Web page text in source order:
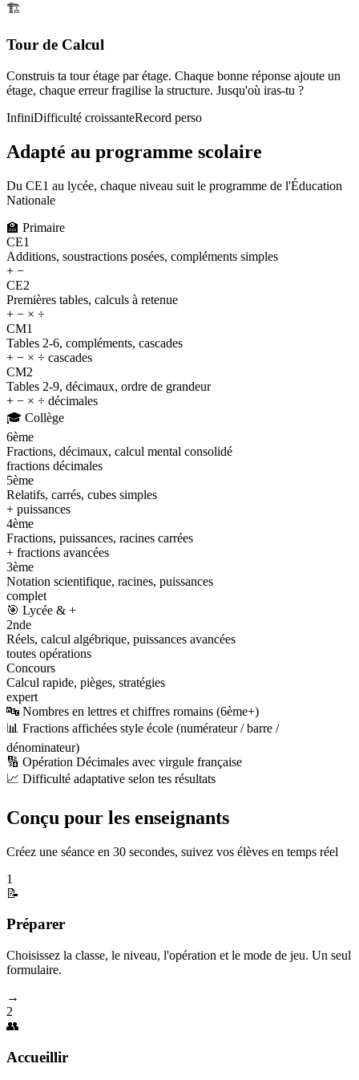
🏗️
Tour de Calcul
Construis ta tour étage par étage. Chaque bonne réponse ajoute un
étage, chaque erreur fragilise la structure. Jusqu'où iras-tu ?
InfiniDifficulté croissanteRecord perso
Adapté au programme scolaire
Du CE1 au lycée, chaque niveau suit le programme de l'Éducation
Nationale
🏫 Primaire
CE1
Additions, soustractions posées, compléments simples
+ −
CE2
Premières tables, calculs à retenue
+ − × ÷
CM1
Tables 2-6, compléments, cascades
+ − × ÷ cascades
CM2
Tables 2-9, décimaux, ordre de grandeur
+ − × ÷ décimales
🎓 Collège
6ème
Fractions, décimaux, calcul mental consolidé
fractions décimales
5ème
Relatifs, carrés, cubes simples
+ puissances
4ème
Fractions, puissances, racines carrées
+ fractions avancées
3ème
Notation scientifique, racines, puissances
complet
🎯 Lycée & +
2nde
Réels, calcul algébrique, puissances avancées
toutes opérations
Concours
Calcul rapide, pièges, stratégies
expert
🔤 Nombres en lettres et chiffres romains (6ème+)
📊 Fractions affichées style école (numérateur / barre /
dénominateur)
🔢 Opération Décimales avec virgule française
📈 Difficulté adaptative selon tes résultats
Conçu pour les enseignants
Créez une séance en 30 secondes, suivez vos élèves en temps réel
1
📝
Préparer
Choisissez la classe, le niveau, l'opération et le mode de jeu. Un seul
formulaire.
→
2
👥
Accueillir